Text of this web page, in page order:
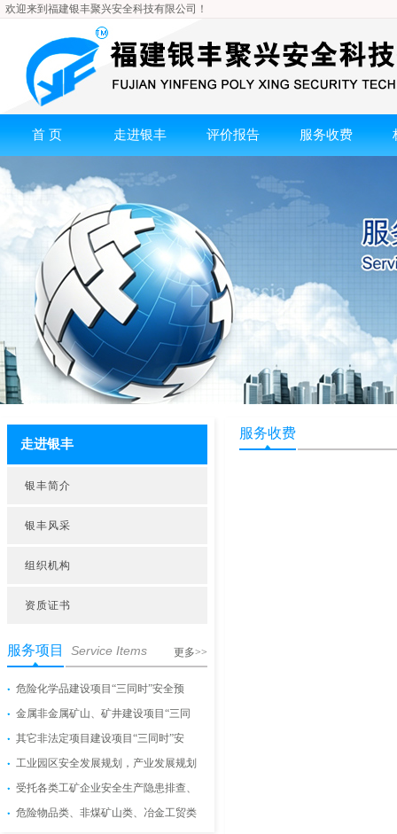
欢迎来到福建银丰聚兴安全科技有限公司！
首 页 走进银丰 评价报告 服务收费
走进银丰
银丰简介
银丰风采
组织机构
资质证书
服务项目 Service Items 更多>>
危险化学品建设项目“三同时”安全预
金属非金属矿山、矿井建设项目“三同
其它非法定项目建设项目“三同时”安
工业园区安全发展规划，产业发展规划
受托各类工矿企业安全生产隐患排查、
危险物品类、非煤矿山类、冶金工贸类
服务收费